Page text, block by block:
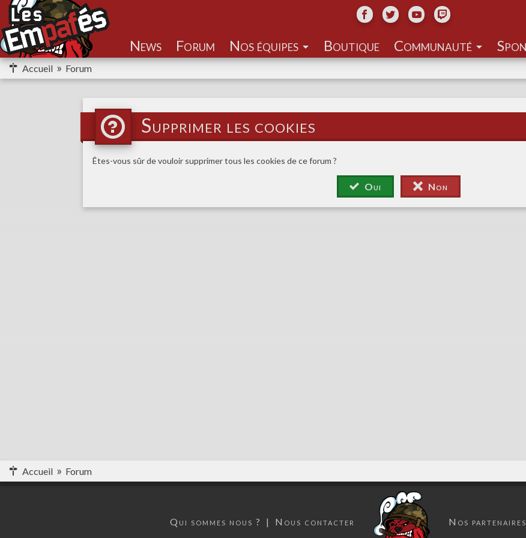
Nos équipes Communauté
Accueil Forum
Supprimer les cookies
Êtes-vous sûr de vouloir supprimer tous les cookies de ce forum ?
Oui Non
Accueil Forum
Qui sommes nous ? Nous contacter Nos partenaires